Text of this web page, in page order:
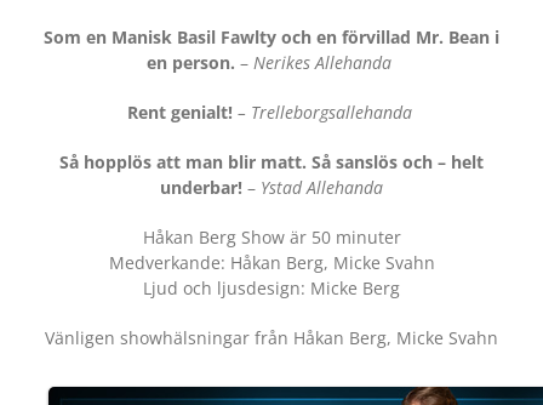
Som en Manisk Basil Fawlty och en förvillad Mr. Bean i
en person. – Nerikes Allehanda
Rent genialt! – Trelleborgsallehanda
Så hopplös att man blir matt. Så sanslös och – helt
underbar! – Ystad Allehanda
Håkan Berg Show är 50 minuter
Medverkande: Håkan Berg, Micke Svahn
Ljud och ljusdesign: Micke Berg
Vänligen showhälsningar från Håkan Berg, Micke Svahn